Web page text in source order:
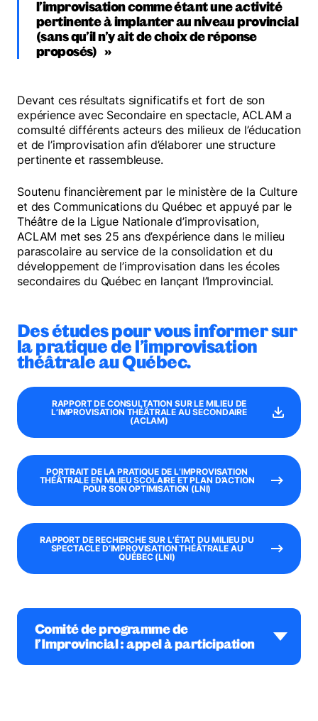
l’improvisation comme étant une activité
pertinente à implanter au niveau provincial
(sans qu’il n’y ait de choix de réponse
proposés)
Devant ces résultats significatifs et fort de son
expérience avec Secondaire en spectacle, ACLAM a
comsulté différents acteurs des milieux de l’éducation
et de l’improvisation afin d’élaborer une structure
pertinente et rassembleuse.
Soutenu financièrement par le ministère de la Culture
et des Communications du Québec et appuyé par le
Théâtre de la Ligue Nationale d’improvisation,
ACLAM met ses 25 ans d’expérience dans le milieu
parascolaire au service de la consolidation et du
développement de l’improvisation dans les écoles
secondaires du Québec en lançant l’Improvincial.
Des études pour vous informer sur
la pratique de l’improvisation
théâtrale au Québec.
RAPPORT DE CONSULTATION SUR LE MILIEU DE
L’IMPROVISATION THÉÂTRALE AU SECONDAIRE
(ACLAM)
PORTRAIT DE LA PRATIQUE DE L’IMPROVISATION
THÉÂTRALE EN MILIEU SCOLAIRE ET PLAN D’ACTION
POUR SON OPTIMISATION (LNI)
RAPPORT DE RECHERCHE SUR L’ÉTAT DU MILIEU DU
SPECTACLE D’IMPROVISATION THÉÂTRALE AU
QUÉBEC (LNI)
Comité de programme de
l’Improvincial : appel à participation